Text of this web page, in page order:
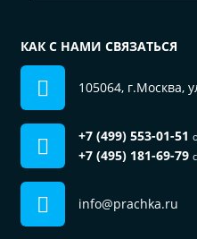
КАК С НАМИ СВЯЗАТЬСЯ
105064, г.Москва,
+7 (499) 553-01-51
+7 (495) 181-69-79
info@prachka.ru